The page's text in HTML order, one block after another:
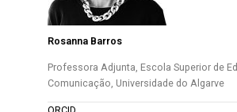
Rosanna Barros
Professora Adjunta, Escola Superior de
Comunicação, Universidade do Algarve